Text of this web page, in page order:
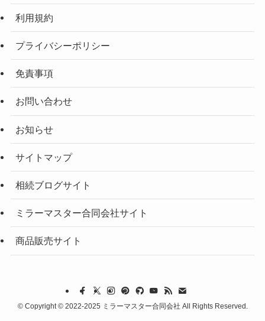
利用規約
プライバシーポリシー
免責事項
お問い合わせ
お知らせ
サイトマップ
相続ブログサイト
ミラーマスター合同会社サイト
商品販売サイト
©Copyright © 2022-2025 ミラーマスター合同会社 All Rights Reserved.